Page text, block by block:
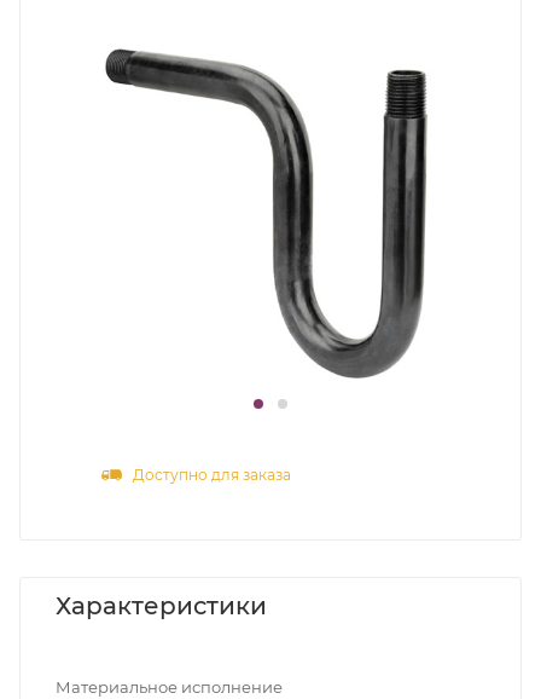
Доступно для заказа
Характеристики
Материальное исполнение